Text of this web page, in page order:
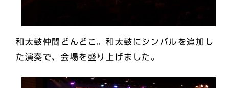
和太鼓仲間どんどこ。和太鼓にシンバルを追加し
た演奏で、会場を盛り上げました。